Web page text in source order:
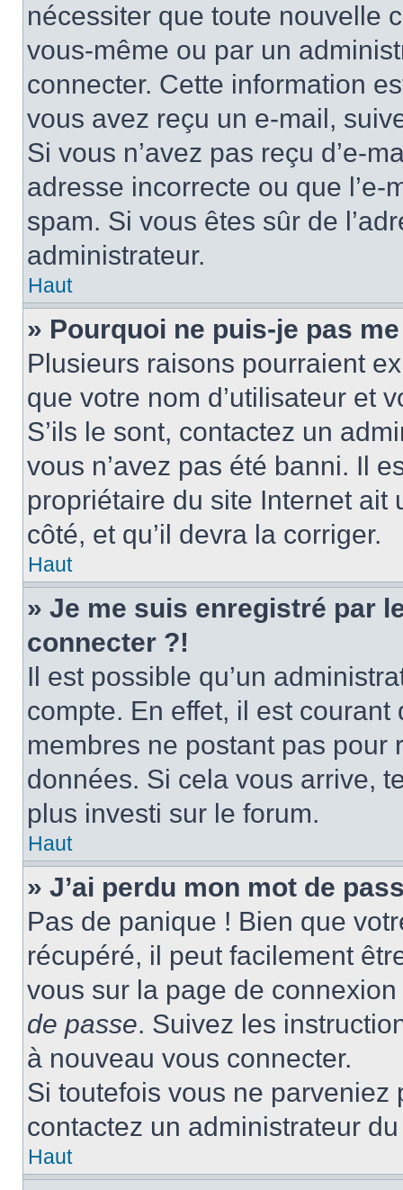
nécessiter que toute nouvelle
vous-même ou par un
connecter. Cette information
vous avez reçu un e-mail,
Si vous n’avez pas reçu d’e-
adresse incorrecte ou que
spam. Si vous êtes sûr de
administrateur.
Haut
» Pourquoi ne puis-je pas
Plusieurs raisons pourraient
que votre nom d’utilisateur et
S’ils le sont, contactez un
vous n’avez pas été banni. Il
propriétaire du site Internet
côté, et qu’il devra la corriger.
Haut
» Je me suis enregistré par
connecter ?!
Il est possible qu’un
compte. En effet, il est
membres ne postant pas
données. Si cela vous arrive,
plus investi sur le forum.
Haut
» J’ai perdu mon mot de
Pas de panique ! Bien que
récupéré, il peut facilement
vous sur la page de
de passe. Suivez les
à nouveau vous connecter.
Si toutefois vous ne
contactez un administrateur
Haut